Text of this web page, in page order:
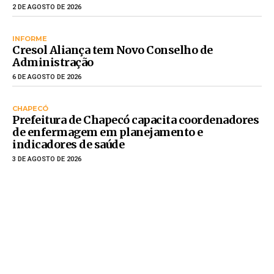
2 DE AGOSTO DE 2026
INFORME
Cresol Aliança tem Novo Conselho de
Administração
6 DE AGOSTO DE 2026
CHAPECÓ
Prefeitura de Chapecó capacita coordenadores
de enfermagem em planejamento e
indicadores de saúde
3 DE AGOSTO DE 2026